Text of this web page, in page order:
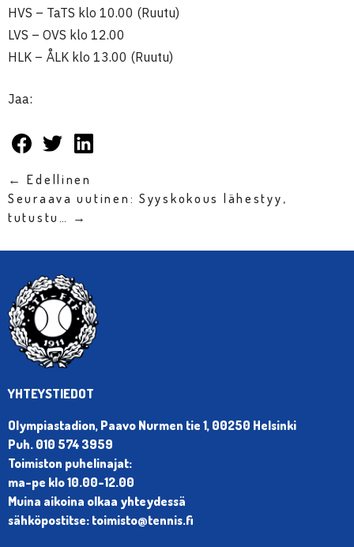
HVS – TaTS klo 10.00 (Ruutu)
LVS – OVS klo 12.00
HLK – ÅLK klo 13.00 (Ruutu)
Jaa:
← Edellinen
Seuraava uutinen: Syyskokous lähestyy,
tutustu… →
YHTEYSTIEDOT
Olympiastadion, Paavo Nurmen tie 1, 00250 Helsinki
Puh. 010 574 3959
Toimiston puhelinajat:
ma-pe klo 10.00-12.00
Muina aikoina olkaa yhteydessä
sähköpostitse: toimisto@tennis.fi